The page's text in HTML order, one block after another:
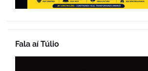
Fala aí Túlio